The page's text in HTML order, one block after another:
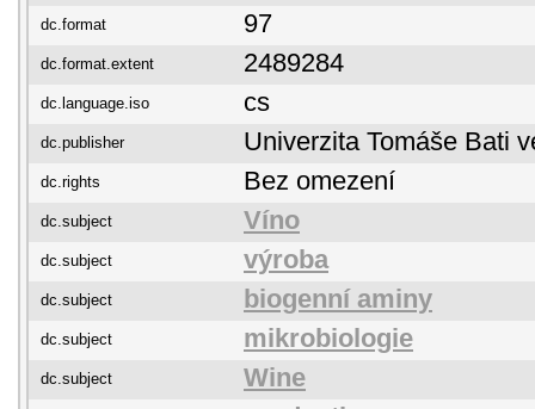
dc.format 97
dc.format.extent 2489284
dc.language.iso cs
dc.publisher Univerzita Tomáše Bati
dc.rights Bez omezení
dc.subject Víno
dc.subject výroba
dc.subject biogenní aminy
dc.subject mikrobiologie
dc.subject Wine